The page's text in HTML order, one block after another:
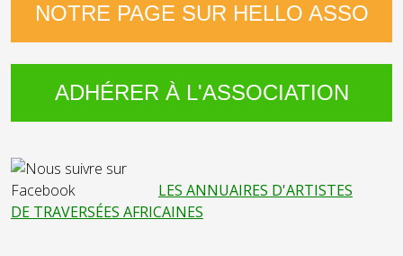
NOTRE PAGE SUR HELLO ASSO
ADHÉRER À L'ASSOCIATION
LES ANNUAIRES D'ARTISTES
DE TRAVERSÉES AFRICAINES